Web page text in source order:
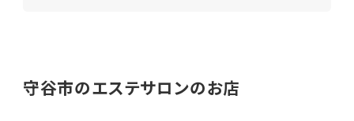
守谷市のエステサロンのお店